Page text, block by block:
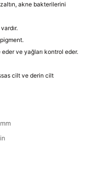
akne bakterilerini
ve yağları kontrol eder.
cilt ve derin cilt